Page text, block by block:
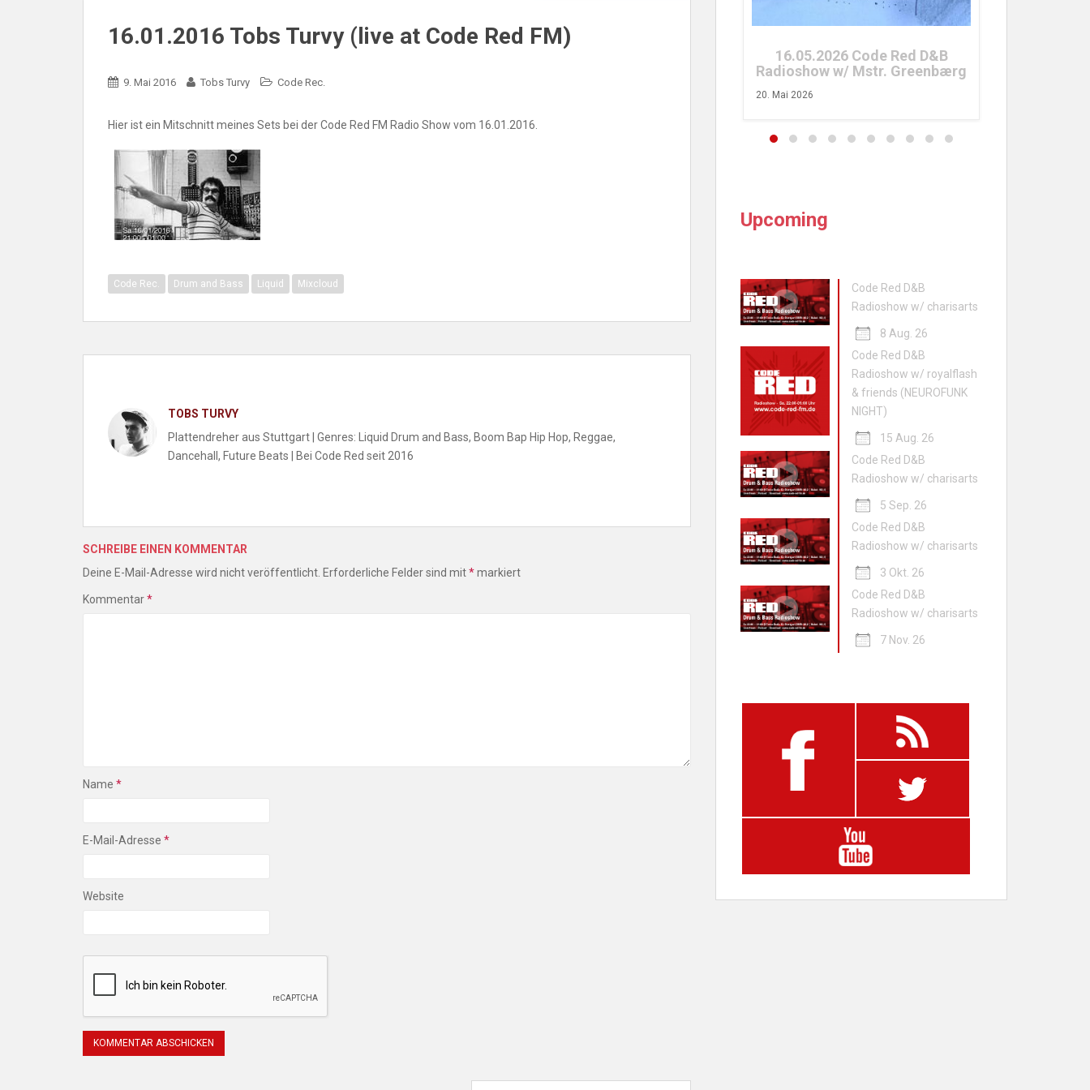
16.01.2016 Tobs Turvy (live at Code Red FM)
9. Mai 2016 Tobs Turvy Code Rec.
Hier ist ein Mitschnitt meines Sets bei der Code Red FM Radio Show vom 16.01.2016.
Code Rec. Drum and Bass Liquid Mixcloud
TOBS TURVY
Plattendreher aus Stuttgart | Genres: Liquid Drum and Bass, Boom Bap Hip Hop, Reggae,
Dancehall, Future Beats | Bei Code Red seit 2016
SCHREIBE EINEN KOMMENTAR
Deine E-Mail-Adresse wird nicht veröffentlicht. Erforderliche Felder sind mit*markiert
Kommentar*
Name *
E-Mail-Adresse *
Website
16.05.2026 Code Red D&B
Radioshow w/ Mstr. Greenbærg
20. Mai 2026
Upcoming
Code Red D&B
Radioshow w/ charisarts
8 Aug. 26
Code Red D&B
Radioshow w/ royalflash
& friends (NEUROFUNK
NIGHT)
15 Aug. 26
Code Red D&B
Radioshow w/ charisarts
5 Sep. 26
Code Red D&B
Radioshow w/ charisarts
3 Okt. 26
Code Red D&B
Radioshow w/ charisarts
7 Nov. 26